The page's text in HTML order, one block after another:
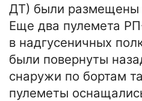
ДТ) были размещены
Еще два пулемета
в надгусеничных
были повернуты
снаружи по бортам
пулеметы